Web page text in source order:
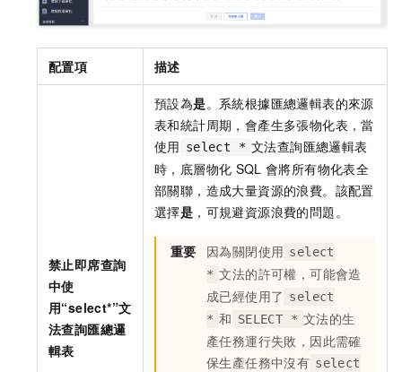
配置項 描述
禁止即席查詢
中使
用“select*”文
法查詢匯總邏
輯表
預設為是。系統根據匯總邏輯表的來源
表和統計周期，會產生多張物化表，當
使用 select * 文法查詢匯總邏輯表
時，底層物化 SQL 會將所有物化表全
部關聯，造成大量資源的浪費。該配置
選擇是 ，可規避資源浪費的問題。
重要 因為關閉使用 select
* 文法的許可權，可能會造
成已經使用了 select
* 和 SELECT * 文法的生
產任務運行失敗，因此需確
保生產任務中沒有 select